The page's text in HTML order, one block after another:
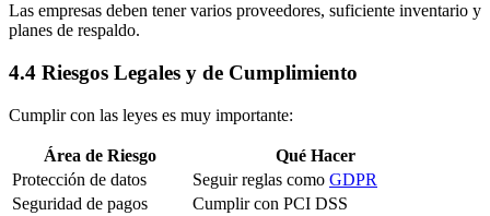
Las empresas deben tener varios proveedores, suficiente inventario y
planes de respaldo.
4.4 Riesgos Legales y de Cumplimiento
Cumplir con las leyes es muy importante:
Área de Riesgo
Qué Hacer
Protección de datos
Seguir reglas como GDPR
Seguridad de pagos
Cumplir con PCI DSS